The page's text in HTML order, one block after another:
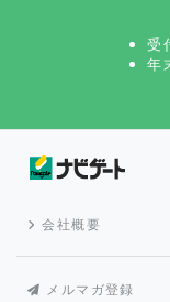
受
年
会社概要
メルマガ登録